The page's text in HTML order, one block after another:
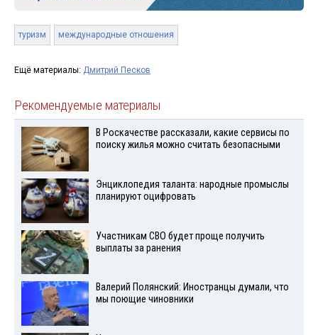
туризм международные отношения
Ещё материалы: Дмитрий Песков
Рекомендуемые материалы
В Роскачестве рассказали, какие сервисы по
поиску жилья можно считать безопасными
Энциклопедия таланта: народные промыслы
планируют оцифровать
Участникам СВО будет проще получить
выплаты за ранения
Валерий Полянский: Иностранцы думали, что
мы поющие чиновники